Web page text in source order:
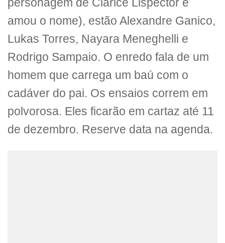
personagem de Clarice Lispector e
amou o nome), estão Alexandre Ganico,
Lukas Torres, Nayara Meneghelli e
Rodrigo Sampaio. O enredo fala de um
homem que carrega um baú com o
cadáver do pai. Os ensaios correm em
polvorosa. Eles ficarão em cartaz até 11
de dezembro. Reserve data na agenda.